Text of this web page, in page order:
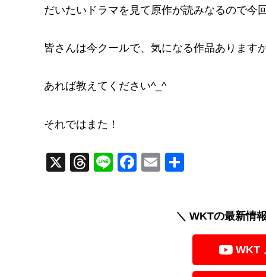
だいたいドラマを見て原作が読みなるので今
皆さんは今クールで、気になる作品あります
あれば教えてください^_^
それではまた！
X
T
Li
F
E
＼ WKTの最新情
WKT